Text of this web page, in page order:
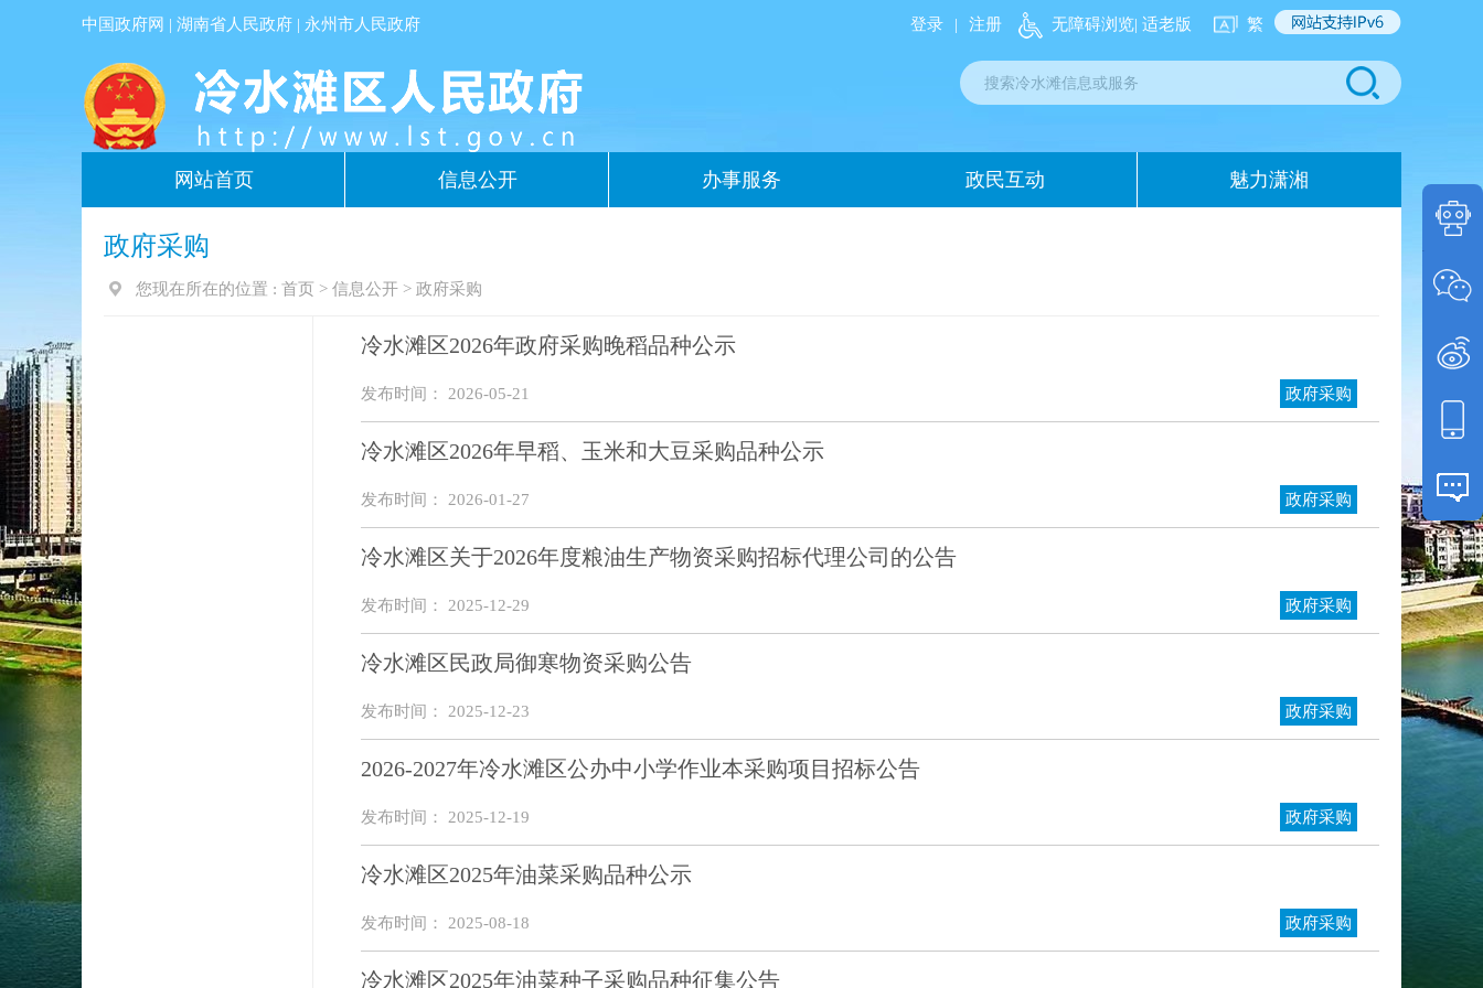
中国政府网 |湖南省人民政府 | 永州市人民政府 登录 | 注册 无障碍浏览| 适老版 繁
网站首页 信息公开 办事服务 政民互动 魅力潇湘
微博
移动
我要
政府采购
您现在所在的位置 :首页 >信息公开 >政府采购
冷水滩区2026年政府采购晚稻品种公示
发布时间： 2026-05-21 政府采购
冷水滩区2026年早稻、玉米和大豆采购品种公示
发布时间： 2026-01-27 政府采购
冷水滩区关于2026年度粮油生产物资采购招标代理公司的公告
发布时间： 2025-12-29 政府采购
冷水滩区民政局御寒物资采购公告
发布时间： 2025-12-23 政府采购
2026-2027年冷水滩区公办中小学作业本采购项目招标公告
发布时间： 2025-12-19 政府采购
冷水滩区2025年油菜采购品种公示
发布时间： 2025-08-18 政府采购
冷水滩区2025年油菜种子采购品种征集公告